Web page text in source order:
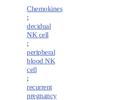
Chemokines
;
decidual
NK cell
;
peripheral
blood NK
cell
;
recurrent
pregnancy